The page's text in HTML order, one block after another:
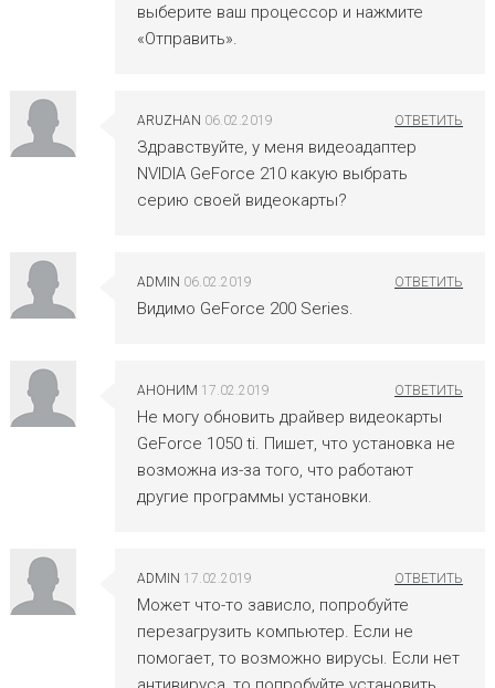
выберите ваш процессор и нажмите
«Отправить».
ARUZHAN 06.02.2019
Здравствуйте, у меня видеоадаптер
NVIDIA GeForce 210 какую выбрать
серию своей видеокарты?
ADMIN 06.02.2019
Видимо GeForce 200 Series.
АНОНИМ 17.02.2019
Не могу обновить драйвер видеокарты
GeForce 1050 ti. Пишет, что установка не
возможна из-за того, что работают
другие программы установки.
ADMIN 17.02.2019
Может что-то зависло, попробуйте
перезагрузить компьютер. Если не
помогает, то возможно вирусы. Если нет